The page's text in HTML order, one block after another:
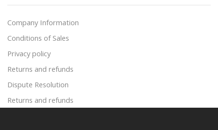
Company Information
Conditions of Sales
Privacy policy
Returns and refunds
Dispute Resolution
Returns and refunds